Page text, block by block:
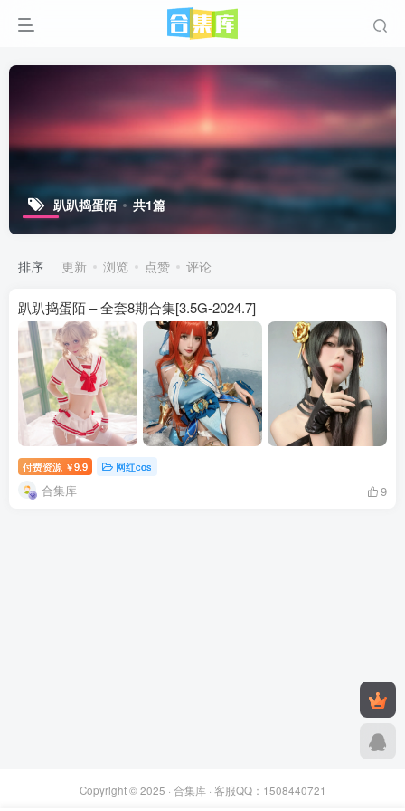
趴趴捣蛋陌 共1篇
排序 更新 浏览 点赞 评论
趴趴捣蛋陌 – 全套8期合集[3.5G-2024.7]
付费资源 ￥9.9 网红cos
合集库 9
Copyright © 2025 · 合集库· 客服QQ：1508440721